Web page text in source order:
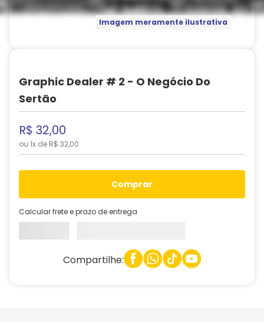
Imagem meramente ilustrativa
Graphic Dealer # 2 - O Negócio Do
Sertão
R$ 32,00
ou 1x de R$ 32,00
comprar
Calcular frete e prazo de entrega
Compartilhe: